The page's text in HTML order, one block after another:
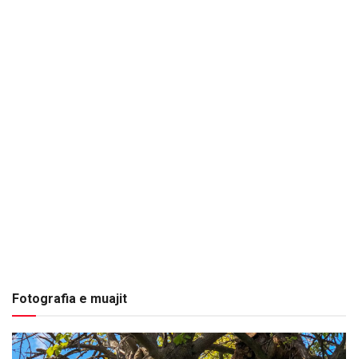
Fotografia e muajit